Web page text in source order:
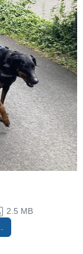
2.5 MB